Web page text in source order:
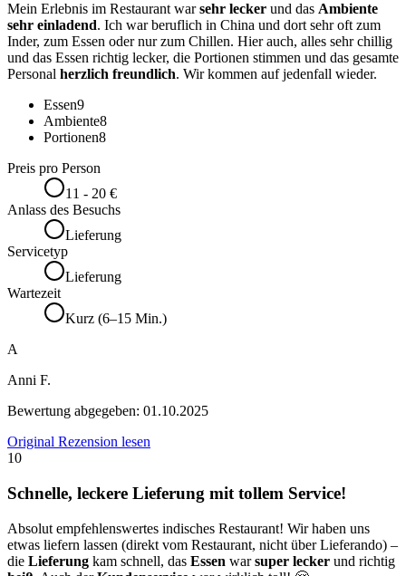
Mein Erlebnis im Restaurant warsehr lecker und das Ambiente
sehr einladend. Ich war beruflich in China und dort sehr oft zum
Inder, zum Essen oder nur zum Chillen. Hier auch, alles sehr chillig
und das Essen richtig lecker, die Portionen stimmen und das gesamte
Personal herzlich freundlich. Wir kommen auf jedenfall wieder.
Essen9
Ambiente8
Portionen8
Preis pro Person
11 - 20 €
Anlass des Besuchs
Lieferung
Servicetyp
Lieferung
Wartezeit
Kurz (6–15 Min.)
A
Anni F.
Bewertung abgegeben: 01.10.2025
Original Rezension lesen
10
Schnelle, leckere Lieferung mit tollem Service!
Absolut empfehlenswertes indisches Restaurant! Wir haben uns
etwas liefern lassen (direkt vom Restaurant, nicht über Lieferando) –
die Lieferung kam schnell, das Essen warsuper lecker und richtig